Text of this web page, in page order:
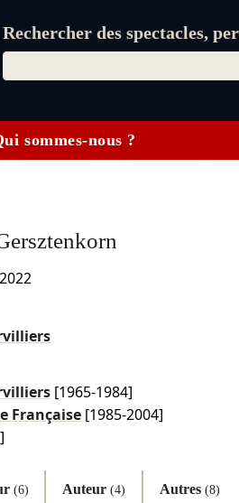
Rechercher des spectacles,
sommes-nous ?
[1965-1984]
Française [1985-2004]
(6) Auteur(4) Autres (8)